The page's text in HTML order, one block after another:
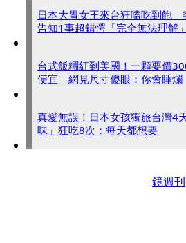
日本大胃女王來台狂嗑吃到飽
告知1事超錯愕「完全無法理解」
台式飯糰紅到美國！一顆要價
便宜 網見尺寸傻眼：你會睡爛
真愛無誤！日本女孩獨旅台灣
味」狂吃8次：每天都想要
鏡週刊